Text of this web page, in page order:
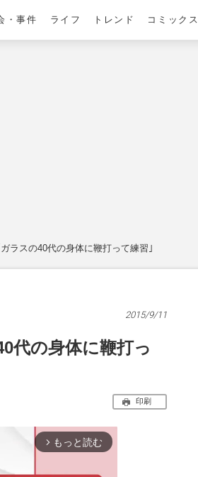
・事件 ライフ トレンド コミックス
ラスの40代の身体に鞭打って練習｣
2015/9/11
代の身体に鞭打っ
印刷
arrow_forward_ios もっと読む